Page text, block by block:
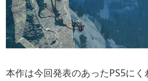
本作は今回発表のあったPS5に